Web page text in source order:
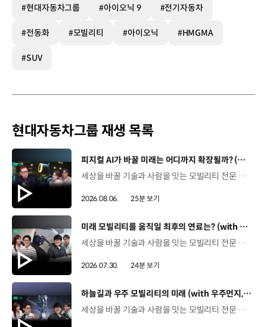
#현대자동차그룹 #아이오닉 9 #전기자동차
#전동화 #모빌리티 #아이오닉 #HMGMA
#SUV
현대자동차그룹 재생 목록
[동영상]
피지컬 AI가 바꿀 미래는 어디까지 확장될까? (with 카이스트 김대식 교수) | 현대진행형 팟캐스트 EP. 22
세상을 바꿀 기술과 사람을 잇는 모빌리티 전문 팟캐스트, 현대진행형. 🔊과학커뮤니케이터 이독실, 여도은 앵커‬,그리고 카이스트 김대식 교수와 함께했습니다. 이제는 AI가 물건을 옮기고, 사람을 돕고, 함께 일하는 시대! 스물두 번째 에피소드에서는 몸을 가진 AI, ‘피지컬 AI’를 주제로휴머노이드가 사람을 닮은 이유부터 산업과 일상에 가져올 변화,그리고 현대자동차그룹이 준비하는 피지컬 AI의 미래까지 이야기합니다. 화면 밖을 나와 몸을 갖게 된 AI, 우리의 일상은 어떻게 달라질까요?현대진행형 22편에서 확인해 보세요. 현대진행형 팟빵 ▶현대진행형 애플 팟캐스트 ▶현대진행형 스포티파이 ▶ 00:00 하이라이트00:37 출연진 소개01:00 몸을 가진 AI, 피지컬 AI란?01:31 10년 만에 달라진 휴머노이드 기술02:42 도구로 능력을 확장해 온 인간04:51 인간의 의지까지 확장하는 AI05:30 휴머노이드는 왜 사람을 닮았을까?07:18 휴머노이드 개발에 남은 가장 큰 과제07:31 인간의 손과 다른 아틀라스의 손08:36 피지컬 AI가 가장 먼저 필요한 분야09:32 AI 시대, 노동의 의미는 달라질까?12:13 아직 1%도 시작하지 않은 피지컬 AI16:28 현대자동차그룹이 준비해 온 피지컬 AI17:31 미래 모빌리티는 어떤 모습일까?19:14 현대자동차그룹이 가진 풀스택 경쟁력20:10 피지컬 AI의 성능을 결정하는 모션 데이터22:49 휴머노이드와 함께 일하는 시대23:51 클로징 *본 영상에 포함된 참여자의 의견은 현대자동차그룹의 공식 입장과 다를 수 있습니다. #현대자동차그룹 #현대진행형 #모빌리티팟캐스트 #피지컬AI #휴머노이드 #보스턴다이나믹스 #아틀라스 #미래모빌리티 #모빌리티 #팟캐스트
2026.08.06. 25분 보기
[동영상]
미래 모빌리티를 움직일 최후의 연료는? (with 우주먼지, 항성) | 현대진행형 팟캐스트 EP. 21
세상을 바꿀 기술과 사람을 잇는 모빌리티 전문 팟캐스트, 현대진행형. 🔊 과학커뮤니케이터 이독실, 여도은 앵커,그리고 천문학자 우주먼지, 과학커뮤니케이터 항성과 함께했습니다. 휘발유부터 전기차, 수소전기차, 하이브리드까지미래 모빌리티를 움직일 연료는 무엇일까요? 스물한 번째 에피소드에서는 자동차의 '연료'를 주제로다양한 에너지가 만들어갈 미래 모빌리티 라이프스타일을 이야기합니다. 연료가 바뀌면 자동차도, 우리의 이동 방식도 달라지지 않을까요?현대진행형 21편에서 확인해 보세요. 현대진행형 팟빵▶ 현대진행형 애플 팟캐스트▶현대진행형 스포티파이▶ 00:00 하이라이트00:21 인트로 / 자기소개00:58 자동차의 성격, 무엇으로 결정될까?03:38 연료란, 자동차의 성격을 결정하는 DNA04:24 휘발유는 어떻게 연료 경쟁에서 살아남았을까06:09 휘발유의 과거와 현재, 유연휘발유 속 납성분07:02 지구를 납으로 오염시키던 유연휘발유가 사라진 이유08:47 달리는 전자제품이 된 자동차, SDV 시대로의 전환09:46 '기계공학' 시스템에서 '소프트웨어'로 변화하는 모빌리티11:18 친환경차 시대가 오기까지의 기술적 과제11:43 전기차 배터리가 풀어야 할 숙제12:25 배터리를 관리하는 BMS 기술13:51 수소전기차, 인프라가 먼저일까 수요가 먼저일까?14:23 수소가 청정 연료로 주목받는 이유15:08 우주에서 가장 흔한 원소, 수소 생산과 운송의 현실적인 과제16:49 수소가 필요한 모빌리티는 따로 있다18:21 하이브리드가 대세인 시대, 그 이유는? 19:26 하이브리드는 연료 과도기를 견디게 해주는 기술21:44 전기·수소·하이브리드를 함께 준비하는 멀티 파워트레인 전략이란?23:30 클로징 *본 영상에 포함된 참여자의 의견은 현대자동차그룹의 공식 입장과 다를 수 있습니다. #현대자동차그룹 #현대진행형 #모빌리티팟캐스트 #전기차 #수소전기차 #연료 #에너지 #미래모빌리티 #모빌리티 #팟캐스트
2026.07.30. 24분 보기
[동영상]
하늘길과 우주 모빌리티의 미래 (with 우주먼지, 항성) | 현대진행형 팟캐스트 EP. 20
세상을 바꿀 기술과 사람을 잇는 모빌리티 전문 팟캐스트, 현대진행형. 🔊 과학커뮤니케이터 이독실, 여도은 앵커,그리고 천문학자 우주먼지, 과학커뮤니케이터 항성과 함께했습니다. 우주정거장을 거쳐 뉴욕으로 향하는 미래를 상상해본 적 있나요?스무 번째 에피소드에서는 하늘 위 교통 체계와 이동 수단의 모습,그리고 지상을 넘어 우주로 확장되는 모빌리티의 가능성까지 살펴봅니다. 하늘길이 열리면 우리의 일상은 어떻게 달라질지,현대진행형 20편에서 확인해 보세요. 현대진행형 팟빵▶현대진행형 애플 팟캐스트▶현대진행형 스포티파이▶ 00:00 하이라이트00:24 인트로 / 자기소개00:47 하늘길의 교통은 어떻게 다를까02:33 하늘의 교통 관제 시스템03:10 하늘을 나는 자동차의 모습은?05:10 미래 하늘길의 동력원과 연료06:42 휘발유 대신 항공유가 쓰일 가능성07:18 자동차에서 모빌리티로의 변화08:13 하늘길 시대의 도로와 도시10:02 우주 모빌리티는 어디까지 가능할까12:18 우주를 경험하는 미래12:57 우주로 확장되는 모빌리티13:30 하늘과 우주에서 좋은 차의 기준은?14:54 우주 관광은 누구나 가능할까16:35 현대로템과 한국 우주 산업의 미래18:37 미래 모빌리티가 바꿀 우리의 일상 *본 영상에 포함된 참여자의 의견은 현대자동차그룹의 공식 입장과 다를 수 있습니다. #현대자동차그룹 #현대진행형 #모빌리티팟캐스트 #UAM #스카이모빌리티 #하늘길 #자율주행 #우주 #우주항공 #모빌리티 #팟캐스트